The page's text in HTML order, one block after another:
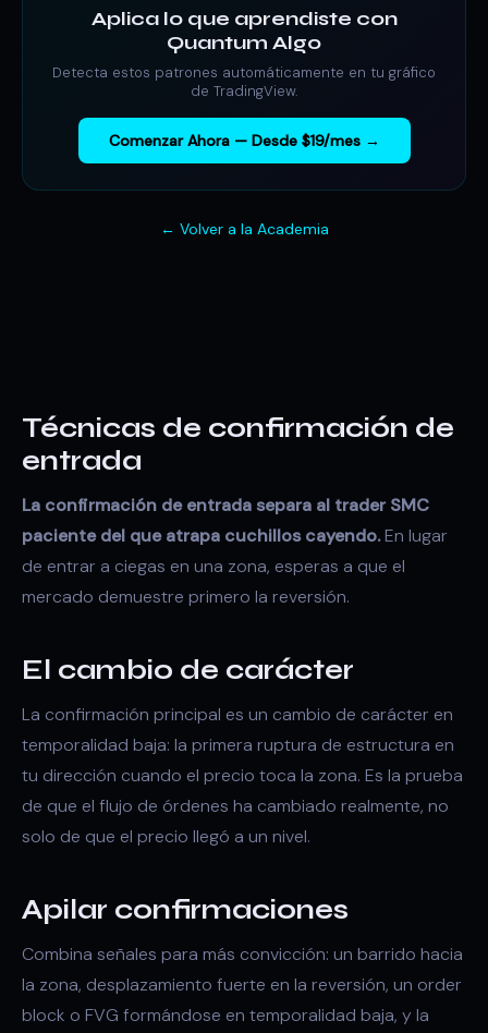
Aplica lo que aprendiste con
Quantum Algo
Detecta estos patrones automáticamente en tu gráfico
de TradingView.
Comenzar Ahora — Desde $19/mes →
← Volver a la Academia
Técnicas de confirmación de
entrada
La confirmación de entrada separa al trader SMC
paciente del que atrapa cuchillos cayendo.En lugar
de entrar a ciegas en una zona, esperas a que el
mercado demuestre primero la reversión.
El cambio de carácter
La confirmación principal es un cambio de carácter en
temporalidad baja: la primera ruptura de estructura en
tu dirección cuando el precio toca la zona. Es la prueba
de que el flujo de órdenes ha cambiado realmente, no
solo de que el precio llegó a un nivel.
Apilar confirmaciones
Combina señales para más convicción: un barrido hacia
la zona, desplazamiento fuerte en la reversión, un order
block o FVG formándose en temporalidad baja, y la